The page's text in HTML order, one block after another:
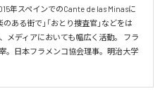
年スペインでのCante de las Minasに
ある街で」「おとり捜査官」などをは
メディアにおいても幅広く活動。 フラ
。日本フラメンコ協会理事。明治大学